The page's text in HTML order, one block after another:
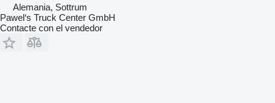
Alemania, Sottrum
Pawel‘s Truck Center GmbH
Contacte con el vendedor